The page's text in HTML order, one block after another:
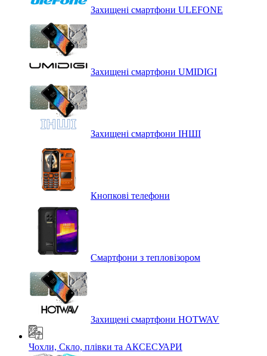
Захищені смартфони ULEFONE
Захищені смартфони UMIDIGI
Захищені смартфони ІНШІ
Кнопкові телефони
Смартфони з тепловізором
Захищені смартфони HOTWAV
Чохли, Скло, плівки та АКСЕСУАРИ